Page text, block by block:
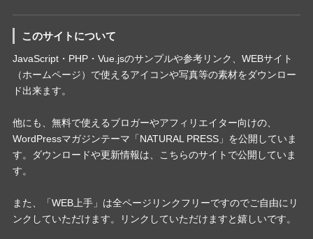
このサイトについて
JavaScript・PHP・Vue.jsのサンプルや参考リンク、WEBサイト
（ホームページ）で使えるアイコンや写真等の素材をダウンロー
ド出来ます。
他にも、無料で使えるブロガーやアフィリエイター向けの、
WordPressマガジンテーマ「NATURAL PRESS」を公開していま
す。ダウンロードや更新情報は、こちらのサイトで公開していま
す。
また、「WEB上手」は全ページリンクフリーですのでご自由にリ
ンクしていただけます。リンクしていただけますと嬉しいです。